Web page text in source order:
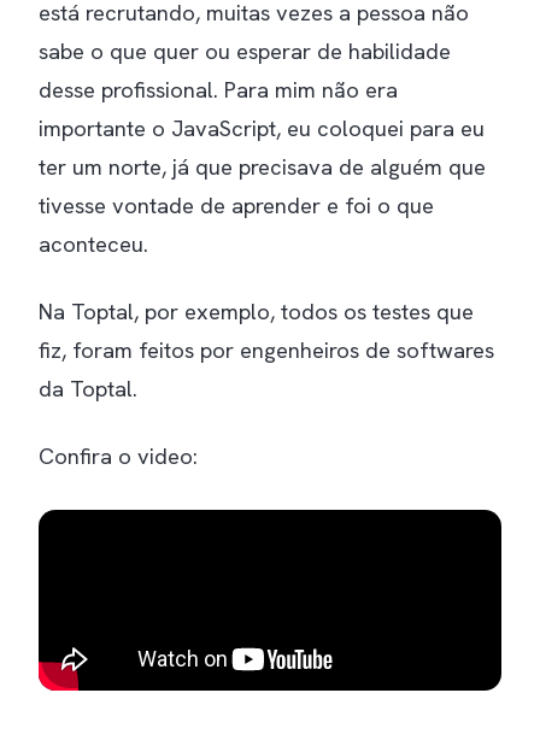
está recrutando, muitas vezes a pessoa não
sabe o que quer ou esperar de habilidade
desse profissional. Para mim não era
importante o JavaScript, eu coloquei para eu
ter um norte, já que precisava de alguém que
tivesse vontade de aprender e foi o que
aconteceu.
Na Toptal, por exemplo, todos os testes que
fiz, foram feitos por engenheiros de softwares
da Toptal.
Confira o video: